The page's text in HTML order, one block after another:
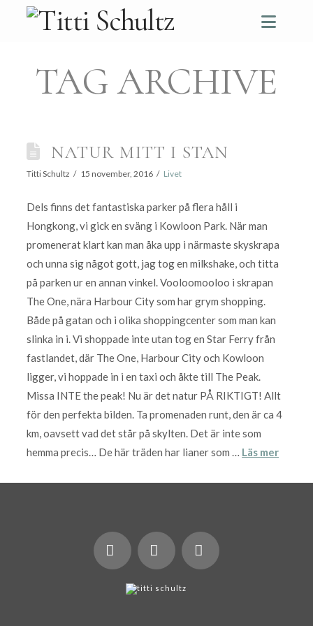
TAG ARCHIVE
NATUR MITT I STAN
Titti Schultz 15 november, 2016 Livet
Dels finns det fantastiska parker på flera håll i
Hongkong, vi gick en sväng i Kowloon Park. När man
promenerat klart kan man åka upp i närmaste skyskrapa
och unna sig något gott, jag tog en milkshake, och titta
på parken ur en annan vinkel. Vooloomooloo i skrapan
The One, nära Harbour City som har grym shopping.
Både på gatan och i olika shoppingcenter som man kan
slinka in i. Vi shoppade inte utan tog en Star Ferry från
fastlandet, där The One, Harbour City och Kowloon
ligger, vi hoppade in i en taxi och åkte till The Peak.
Missa INTE the peak! Nu är det natur PÅ RIKTIGT! Allt
för den perfekta bilden. Ta promenaden runt, den är ca 4
km, oavsett vad det står på skylten. Det är inte som
hemma precis… De här träden har lianer som … Läs mer
LinkedIn